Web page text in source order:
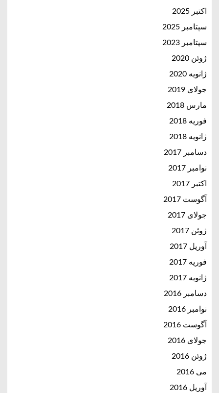
اکتبر 2025
سپتامبر 2025
سپتامبر 2023
ژوئن 2020
ژانویه 2020
جولای 2019
مارس 2018
فوریه 2018
ژانویه 2018
دسامبر 2017
نوامبر 2017
اکتبر 2017
آگوست 2017
جولای 2017
ژوئن 2017
آوریل 2017
فوریه 2017
ژانویه 2017
دسامبر 2016
نوامبر 2016
آگوست 2016
جولای 2016
ژوئن 2016
می 2016
آوریل 2016